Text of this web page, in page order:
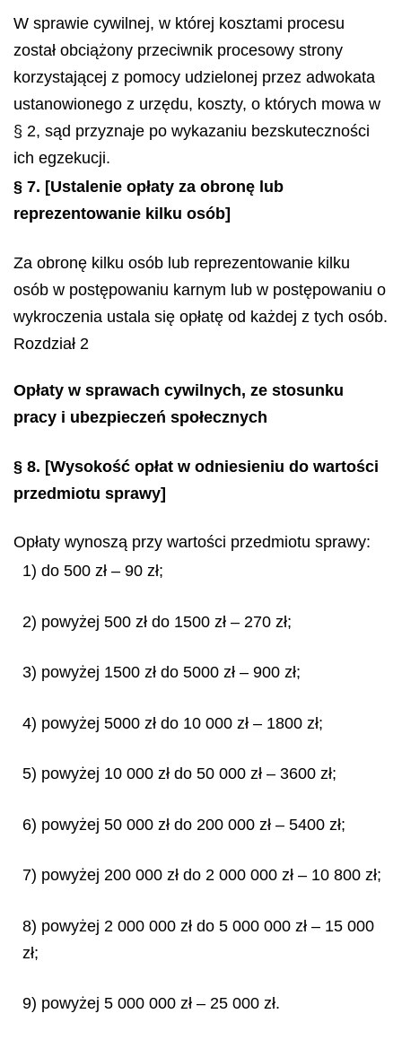
W sprawie cywilnej, w której kosztami procesu
został obciążony przeciwnik procesowy strony
korzystającej z pomocy udzielonej przez adwokata
ustanowionego z urzędu, koszty, o których mowa w
§ 2, sąd przyznaje po wykazaniu bezskuteczności
ich egzekucji.
§ 7. [Ustalenie opłaty za obronę lub
reprezentowanie kilku osób]
Za obronę kilku osób lub reprezentowanie kilku
osób w postępowaniu karnym lub w postępowaniu o
wykroczenia ustala się opłatę od każdej z tych osób.
Rozdział 2
Opłaty w sprawach cywilnych, ze stosunku
pracy i ubezpieczeń społecznych
§ 8. [Wysokość opłat w odniesieniu do wartości
przedmiotu sprawy]
Opłaty wynoszą przy wartości przedmiotu sprawy:
1) do 500 zł – 90 zł;
2) powyżej 500 zł do 1500 zł – 270 zł;
3) powyżej 1500 zł do 5000 zł – 900 zł;
4) powyżej 5000 zł do 10 000 zł – 1800 zł;
5) powyżej 10 000 zł do 50 000 zł – 3600 zł;
6) powyżej 50 000 zł do 200 000 zł – 5400 zł;
7) powyżej 200 000 zł do 2 000 000 zł – 10 800 zł;
8) powyżej 2 000 000 zł do 5 000 000 zł – 15 000
zł;
9) powyżej 5 000 000 zł – 25 000 zł.